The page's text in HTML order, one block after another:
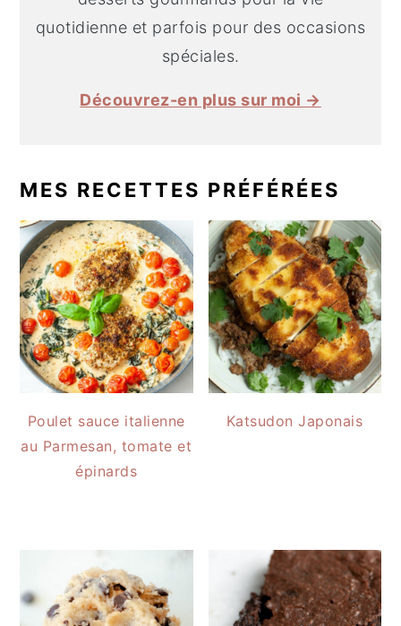
quotidienne et parfois pour des occasions
spéciales.
Découvrez-en plus sur moi →
MES RECETTES PRÉFÉRÉES
Poulet sauce italienne
au Parmesan, tomate et
épinards
Katsudon Japonais